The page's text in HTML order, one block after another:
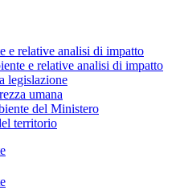
e relative analisi di impatto
e relative analisi di impatto
legislazione
umana
del Ministero
territorio